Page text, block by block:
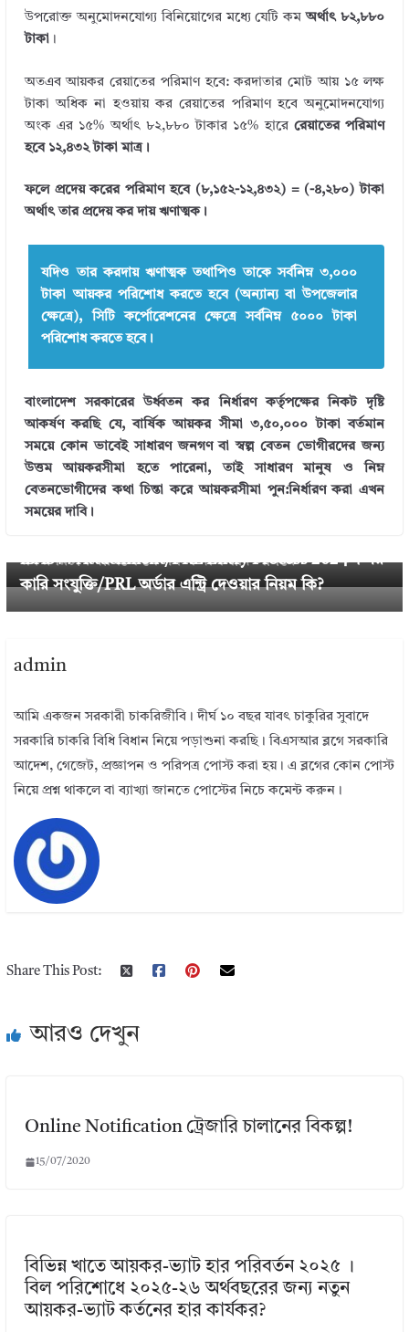
উপরোক্ত অনুমোদনযোগ্য বিনিয়োগের মধ্যে যেটি কমঅর্থাৎ ৮২,৮৮০
টাকা।
অতএব আয়কর রেয়াতের পরিমাণ হবে: করদাতার মোট আয় ১৫ লক্ষ
টাকা অধিক না হওয়ায় কর রেয়াতের পরিমাণ হবে অনুমোদনযোগ্য
অংক এর ১৫% অর্থাৎ ৮২,৮৮০ টাকার ১৫% হারে রেয়াতের পরিমাণ
হবে ১২,৪৩২ টাকা মাত্র।
ফলে প্রদেয় করের পরিমাণ হবে (৮,১৫২-১২,৪৩২) = (-৪,২৮০) টাকা
অর্থাৎ তার প্রদেয় কর দায় ঋণাত্মক।
যদিও তার করদায় ঋণাত্মক তথাপিও তাকে সর্বনিম্ন ৩,০০০
টাকা আয়কর পরিশোধ করতে হবে (অন্যান্য বা উপজেলার
ক্ষেত্রে), সিটি কর্পোরেশনের ক্ষেত্রে সর্বনিম্ন ৫০০০ টাকা
পরিশোধ করতে হবে।
বাংলাদেশ সরকারের উর্ধ্বতন কর নির্ধারণ কর্তৃপক্ষের নিকট দৃষ্টি
আকর্ষণ করছি যে, বার্ষিক আয়কর সীমা ৩,৫০,০০০ টাকা বর্তমান
সময়ে কোন ভাবেই সাধারণ জনগণ বা স্বল্প বেতন ভোগীরদের জন্য
উত্তম আয়করসীমা হতে পারেনা, তাই সাধারণ মানুষ ও নিম্ন
বেতনভোগীদের কথা চিন্তা করে আয়করসীমা পুন:নির্ধারণ করা এখন
সময়ের দাবি।
← Previous
য়কর রিটার্ন দাখিলে যে সকল দলিলাদি লাগবে
iBAS++ Attachment/PRL Entry Process 2024 । সর
কারি সংযুক্তি/PRL অর্ডার এন্ট্রি দেওয়ার নিয়ম কি?
admin
আমি একজন সরকারী চাকরিজীবি। দীর্ঘ ১০ বছর যাবৎ চাকুরির সুবাদে
সরকারি চাকরি বিধি বিধান নিয়ে পড়াশুনা করছি। বিএসআর ব্লগে সরকারি
আদেশ, গেজেট, প্রজ্ঞাপন ও পরিপত্র পোস্ট করা হয়। এ ব্লগের কোন পোস্ট
নিয়ে প্রশ্ন থাকলে বা ব্যাখ্যা জানতে পোস্টের নিচে কমেন্ট করুন।
Share This Post:
আরও দেখুন
Online Notification ট্রেজারি চালানের বিকল্প‍!
15/07/2020
বিভিন্ন খাতে আয়কর-ভ্যাট হার পরিবর্তন ২০২৫ ।
বিল পরিশোধে ২০২৫-২৬ অর্থবছরের জন্য নতুন
আয়কর-ভ্যাট কর্তনের হার কার্যকর?